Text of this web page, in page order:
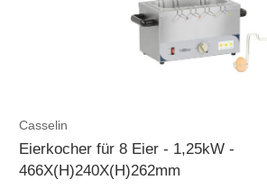
Casselin
Eierkocher für 8 Eier - 1,25kW -
466X(H)240X(H)262mm